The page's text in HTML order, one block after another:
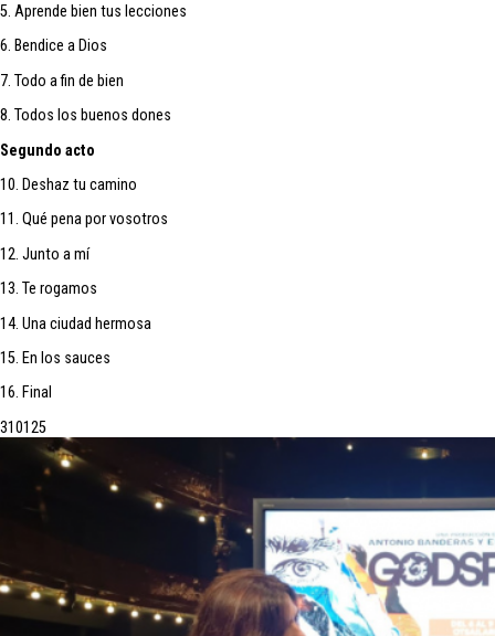
5. Aprende bien tus lecciones
6. Bendice a Dios
7. Todo a fin de bien
8. Todos los buenos dones
Segundo acto
10. Deshaz tu camino
11. Qué pena por vosotros
12. Junto a mí
13. Te rogamos
14. Una ciudad hermosa
15. En los sauces
16. Final
310125